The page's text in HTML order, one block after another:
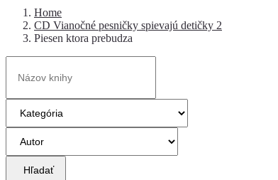
Home
CD Vianočné pesničky spievajú detičky 2
Piesen ktora prebudza
Hľadať